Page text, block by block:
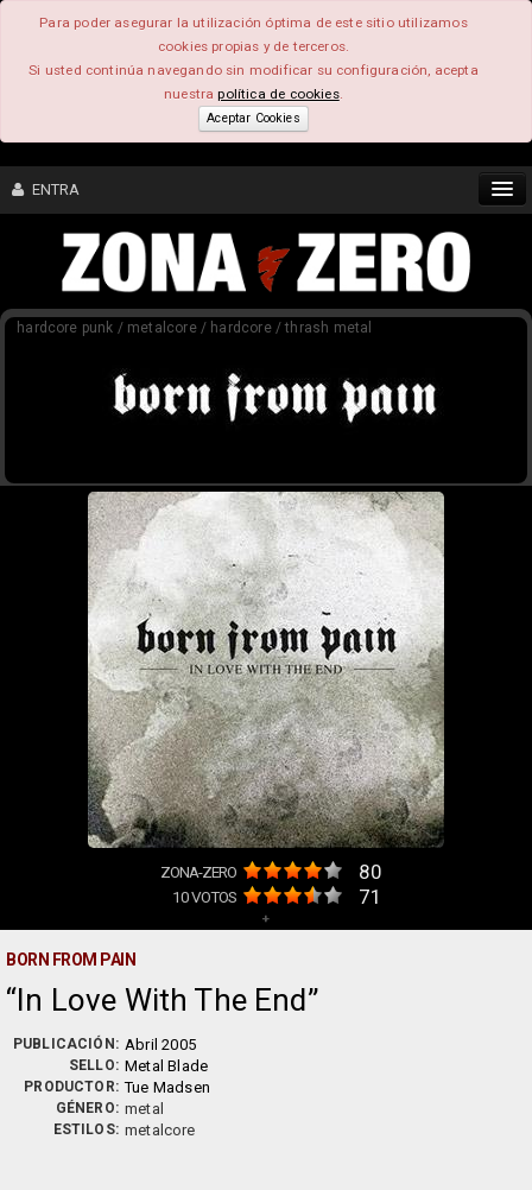
Para poder asegurar la utilización óptima de este sitio utilizamos
cookies propias y de terceros.
Si usted continúa navegando sin modificar su configuración, acepta
nuestrapolítica de cookies.
Aceptar Cookies
ENTRA
CONTENIDO
COMUNIDAD
FEEEDBACK
hardcore punk / metalcore / hardcore / thrash metal
ZONA-ZERO 80
10VOTOS 71
+
BORN FROM PAIN
In Love With The End
PUBLICACIÓN: Abril 2005
SELLO: Metal Blade
PRODUCTOR: Tue Madsen
GÉNERO: metal
ESTILOS: metalcore